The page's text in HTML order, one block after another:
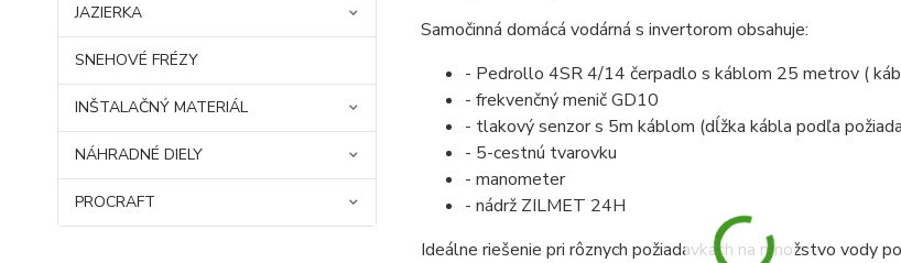
JAZIERKA
SNEHOVÉ FRÉZY
INŠTALAČNÝ MATERIÁL
NÁHRADNÉ DIELY
PROCRAFT
Samočinná domácá vodárná s invertorom obsahuje:
- Pedrollo 4SR 4/14 čerpadlo s káblom 25 metrov (
- frekvenčný menič GD10
- tlakový senzor s 5m káblom (dĺžka kábla podľa
- 5-cestnú tvarovku
- manometer
- nádrž ZILMET 24H
Ideálne riešenie pri rôznych požiadavkach na množstvo vody